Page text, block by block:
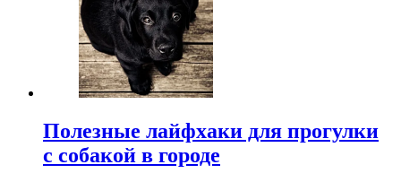
Полезные лайфхаки для прогулки
с собакой в городе